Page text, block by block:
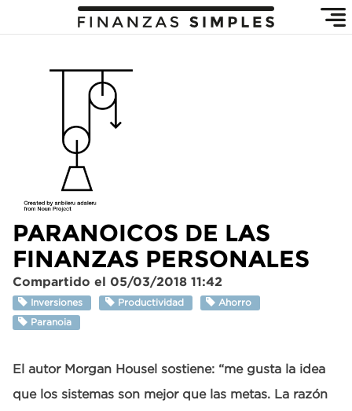
PARANOICOS DE LAS
FINANZAS PERSONALES
Compartido el 05/03/2018 11:42
Inversiones Productividad
Ahorro
Paranoia
El autor Morgan Housel sostiene: “me gusta la idea
que los sistemas son mejor que las metas. La razón